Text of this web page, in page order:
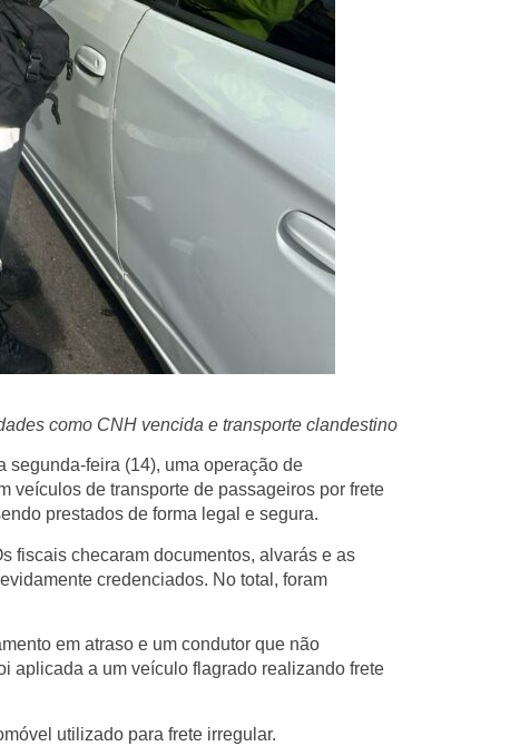
como CNH vencida e transporte clandestino
segunda-feira (14), uma operação de
veículos de transporte de passageiros por frete
prestados de forma legal e segura.
fiscais checaram documentos, alvarás e as
credenciados. No total, foram
em atraso e um condutor que não
aplicada a um veículo flagrado realizando frete
utilizado para frete irregular.